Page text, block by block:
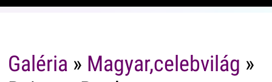
Galéria » Magyar,celebvilág »